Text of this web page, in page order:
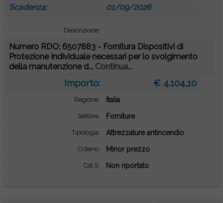
Scadenza: 01/09/2026
Descrizione:
Numero RDO: 6507883 - Fornitura Dispositivi di
Protezione Individuale necessari per lo svolgimento
della manutenzione d... Continua...
Importo: € 4.104,10
Regione: Italia
Settore: Forniture
Tipologia: Attrezzature antincendio
Criterio: Minor prezzo
Cat S: Non riportato